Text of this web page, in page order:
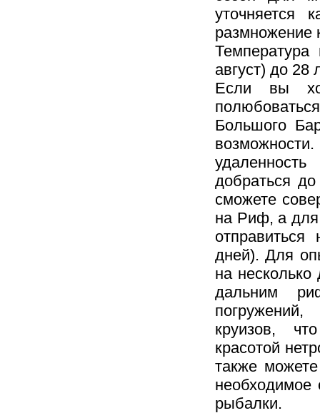
уточняется
размножение
август) до 28
Если вы
Большого
добраться
сможете
на Риф, а для
дней). Для
на несколько
дальним
круизов,
красотой
также
необходимое
рыбалки.